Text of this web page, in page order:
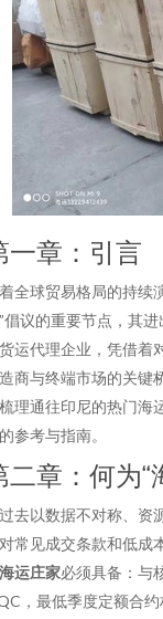
一章：引言
全球贸易格局的持续
倡议的重要节点，其
运代理企业，凭借着
商与终端市场的关键
理通往印尼的热门海
参考与指南。
二章：何为“
去以数据不对称、资
常见成交条款和低成
海运庄家必须具备：与
，最低季度定额合